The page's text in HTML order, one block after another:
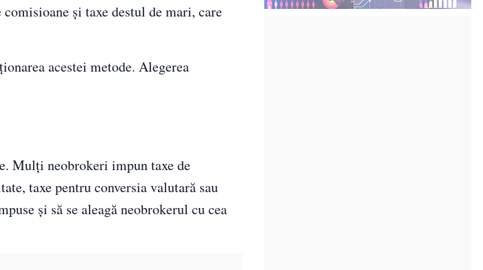
comisioane şi taxe destul de mari, care
acestei metode. Alegerea
Mulţi neobrokeri impun taxe de
taxe pentru conversia valutară sau
şi să se aleagă neobrokerul cu cea